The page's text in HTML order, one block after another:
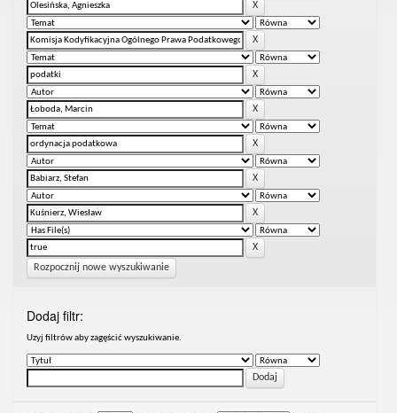
Rozpocznij nowe wyszukiwanie
Dodaj filtr:
Uzyj filtrów aby zagęścić wyszukiwanie.